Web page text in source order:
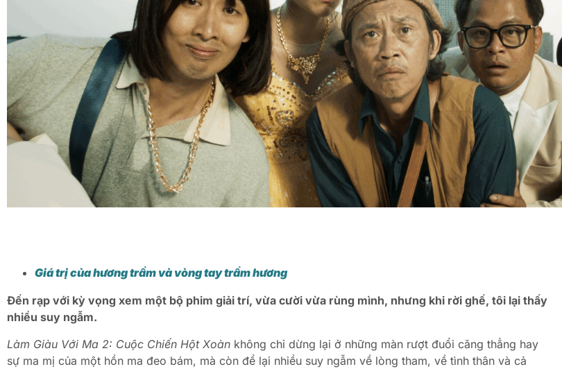
Giá trị của hương trầm và vòng tay trầm hương
Đến rạp với kỳ vọng xem một bộ phim giải trí, vừa cười vừa rùng mình, nhưng khi rời ghế, tôi lại thấy
nhiều suy ngẫm.
Làm Giàu Với Ma 2: Cuộc Chiến Hột Xoàn không chỉ dừng lại ở những màn rượt đuổi căng thẳng hay
sự ma mị của một hồn ma đeo bám, mà còn để lại nhiều suy ngẫm về lòng tham, về tình thân và cả